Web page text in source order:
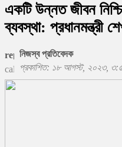
একটি উন্নত জীবন
ব্যবস্থা: প্রধানমন্ত্রী
নিজস্ব প্রতিবেদক
প্রকাশিত: ১৮ আগস্ট, ২০২৩,